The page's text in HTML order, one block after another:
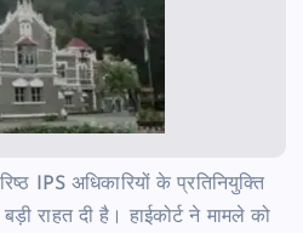
IPS अधिकारियों के प्रतिनियुक्ति
राहत दी है। हाईकोर्ट ने मामले को